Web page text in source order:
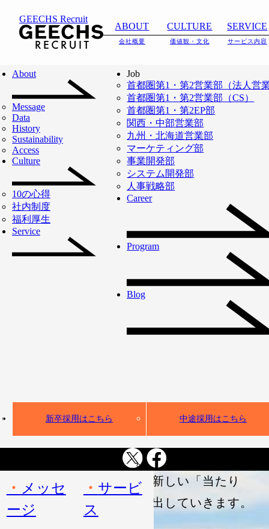
GEECHS Recruit
ABOUT
会社概要
CULTURE
価値観・文化
SERVICE
サービス内容
About
Message
Data
History
Sustainability
Access
Culture
10の心得
社内制度
福利厚生
Service
Job
首都圏第1・第2営業部（法人営
首都圏第1・第2営業部（CS）
首都圏第1・第2EP部
関西・中部営業部
九州・北海道営業部
マーケティング部
事業開発部
システム開発部
人事戦略部
Career
Program
Blog
新卒採用はこちら 中途採用はこちら
NEWS
採用サイトをリニ
ューアルいたしま
した。
会社概要
ABOUT
IT人材不足の解決か
ら
日本のDX・AXを加
速させるインフラ
へ。
「働き方の『新しい』当たり
前をつくる」を事業ミッショ
ITフリーランスの支援を通じ
て、IT人材不足という社会課
題の解決に取り組んできまし
「新しい時代のインフラ」へ
と進化します。
ギークスグループは、人とAI
が共創する新しい「当たり
前」を創り出していきます。
Read More
メッセ
ージ
サービ
ス